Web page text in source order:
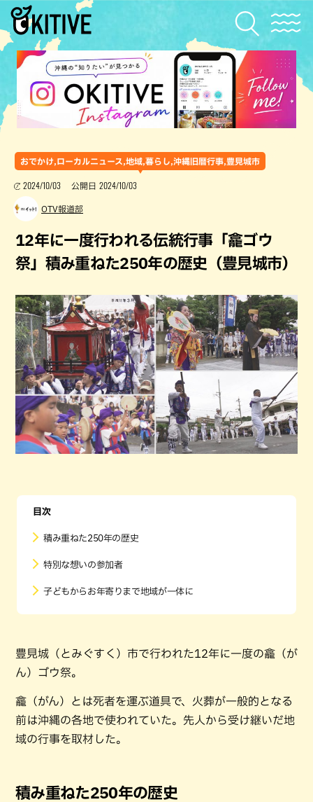
おでかけ,ローカルニュース,地域,暮らし,沖縄旧暦行事,豊見城市
2024/10/03 公開日 2024/10/03
OTV報道部
12年に一度行われる伝統行事「龕ゴウ
祭」積み重ねた250年の歴史（豊見城市）
目次
積み重ねた250年の歴史
特別な想いの参加者
子どもからお年寄りまで地域が一体に
豊見城（とみぐすく）市で行われた12年に一度の龕（が
ん）ゴウ祭。
龕（がん）とは死者を運ぶ道具で、火葬が一般的となる
前は沖縄の各地で使われていた。先人から受け継いだ地
域の行事を取材した。
積み重ねた250年の歴史